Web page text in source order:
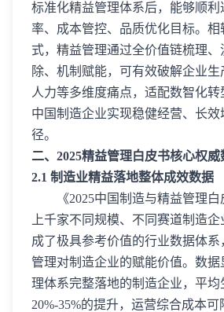
标准化精益管理体系后，能够顺
率、成本管控、品质优化目标。
式，精益管理通过全价值链梳理、
除、机制赋能，可有效破解企业生
人力等多维度痛点，适配数智化
中国制造企业实现稳健经营、长
径。
二、2025精益管理白皮书核心权威
2.1 制造业精益落地整体成效数据
《2025中国制造与精益管理
上千家不同规模、不同赛道制造
成了极具参考价值的行业数据体
管理对制造企业的赋能价值。数
理体系完整落地的制造企业，平
20%-35%的提升，运营综合成本可